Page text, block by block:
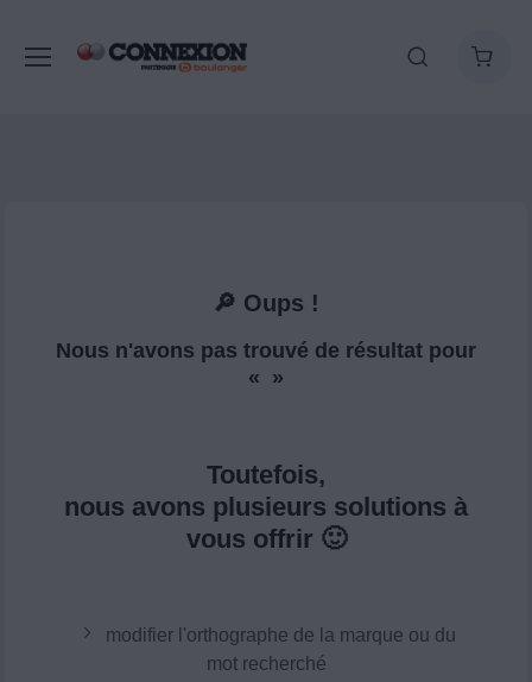
🔎 Oups !
Nous n'avons pas trouvé de résultat pour
« »
Toutefois,
nous avons plusieurs solutions à
vous offrir 🙂
modifier l'orthographe de la marque ou du
mot recherché